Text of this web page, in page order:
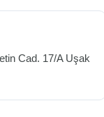
Cad. 17/A Uşak